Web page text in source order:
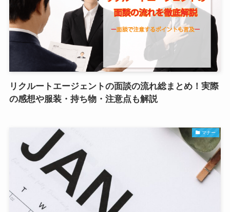
リクルートエージェントの面談の流れ総まとめ！実際
の感想や服装・持ち物・注意点も解説
マナー